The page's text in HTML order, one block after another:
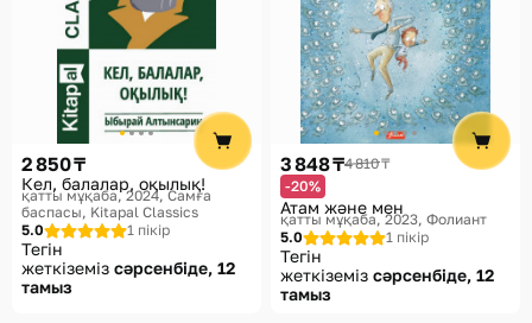
2 850 ₸
Кел, балалар, оқылық!
қатты мұқаба, 2024 Самға
баспасы, Kitapal Classics
5.0
1 пікір
Тегін
жеткіземіз сәрсенбіде, 12
тамыз
3 848 ₸4 810 ₸
-20%
Атам және мен
қатты мұқаба, 2023 Фолиант
5.0
1 пікір
Тегін
жеткіземіз сәрсенбіде, 12
тамыз